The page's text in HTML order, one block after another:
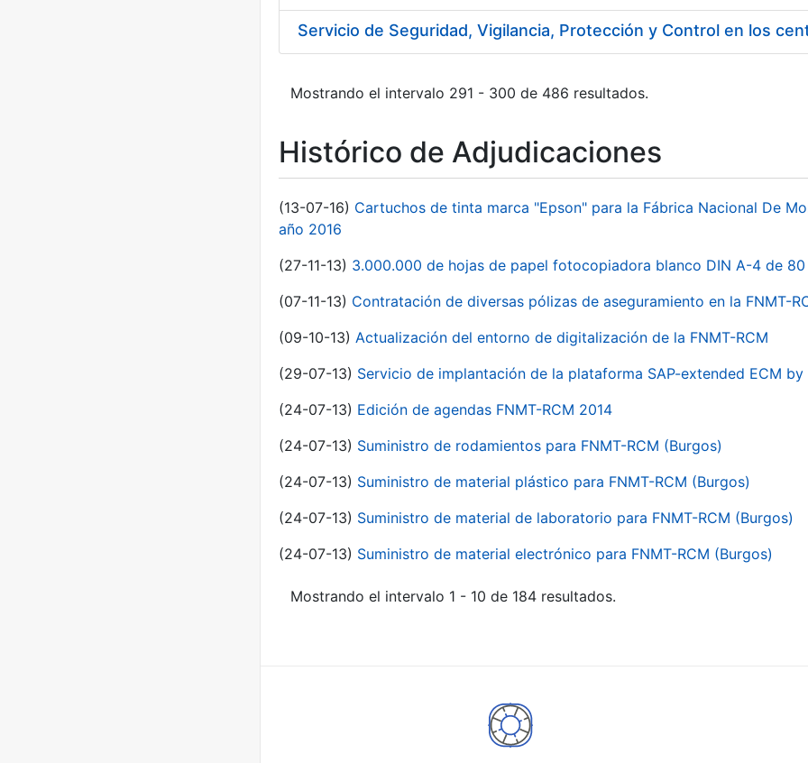
Servicio de Seguridad, Vigilancia, Protección y Control en los
Mostrando el intervalo 291 - 300 de 486 resultados.
Histórico de Adjudicaciones
(13-07-16) Cartuchos de tinta marca "Epson" para la Fábrica Nacional De
año 2016
(27-11-13) 3.000.000 de hojas de papel fotocopiadora blanco DIN A-4 de 80
(07-11-13) Contratación de diversas pólizas de aseguramiento en la FNMT-
(09-10-13) Actualización del entorno de digitalización de la FNMT-RCM
(29-07-13) Servicio de implantación de la plataforma SAP-extended ECM by
(24-07-13) Edición de agendas FNMT-RCM 2014
(24-07-13) Suministro de rodamientos para FNMT-RCM (Burgos)
(24-07-13) Suministro de material plástico para FNMT-RCM (Burgos)
(24-07-13) Suministro de material de laboratorio para FNMT-RCM (Burgos)
(24-07-13) Suministro de material electrónico para FNMT-RCM (Burgos)
Mostrando el intervalo 1 - 10 de 184 resultados.